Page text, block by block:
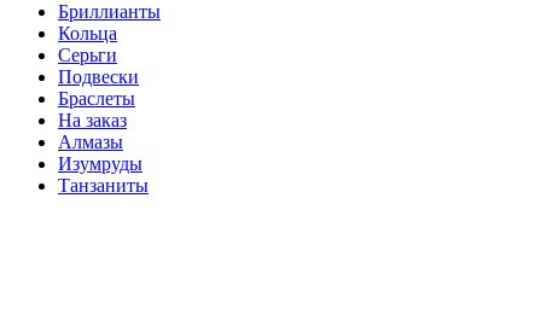
Бриллианты
Кольца
Серьги
Подвески
Браслеты
На заказ
Алмазы
Изумруды
Танзаниты